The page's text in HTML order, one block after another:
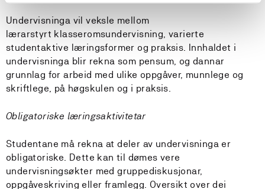
Undervisninga vil veksle mellom
lærarstyrt klasseromsundervisning, varierte
studentaktive læringsformer og praksis. Innhaldet i
undervisninga blir rekna som pensum, og dannar
grunnlag for arbeid med ulike oppgåver, munnlege og
skriftlege, på høgskulen og i praksis.
Obligatoriske læringsaktivitetar
Studentane må rekna at deler av undervisninga er
obligatoriske. Dette kan til dømes vere
undervisningsøkter med gruppediskusjonar,
oppgåveskriving eller framlegg. Oversikt over dei